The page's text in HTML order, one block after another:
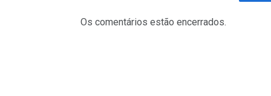
Os comentários estão encerrados.